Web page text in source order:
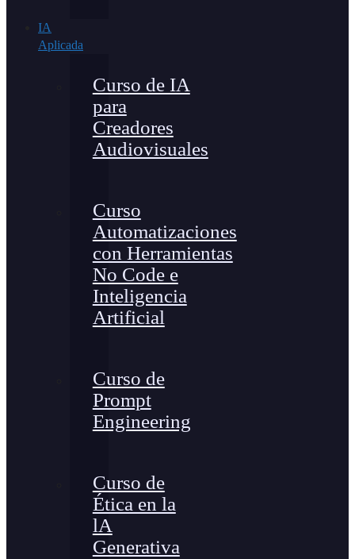
IA
Aplicada
Curso de IA
para
Creadores
Audiovisuales
Curso
Automatizaciones
con Herramientas
No Code e
Inteligencia
Artificial
Curso de
Prompt
Engineering
Curso de
Ética en la
lA
Generativa